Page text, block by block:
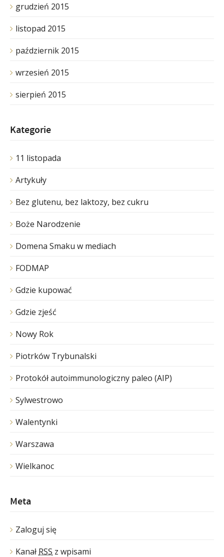
grudzień 2015
listopad 2015
październik 2015
wrzesień 2015
sierpień 2015
Kategorie
11 listopada
Artykuły
Bez glutenu, bez laktozy, bez cukru
Boże Narodzenie
Domena Smaku w mediach
FODMAP
Gdzie kupować
Gdzie zjeść
Nowy Rok
Piotrków Trybunalski
Protokół autoimmunologiczny paleo (AIP)
Sylwestrowo
Walentynki
Warszawa
Wielkanoc
Meta
Zaloguj się
Kanał RSS z wpisami